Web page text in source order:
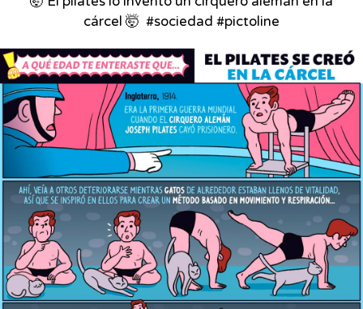
cárcel 🤯⁣ ⁣ #sociedad #pictoline